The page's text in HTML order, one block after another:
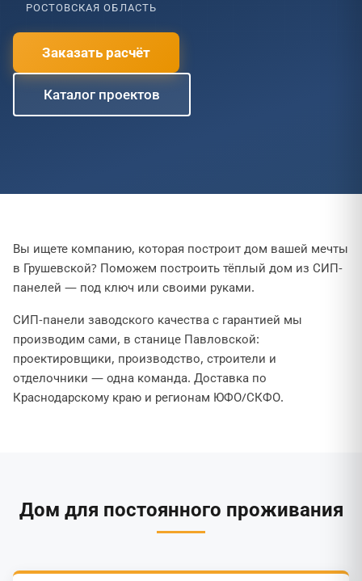
РОСТОВСКАЯ ОБЛАСТЬ
Заказать расчёт
Каталог проектов
Вы ищете компанию, которая построит дом вашей мечты
в Грушевской? Поможем построить тёплый дом из СИП-
панелей — под ключ или своими руками.
СИП-панели заводского качества с гарантией мы
производим сами, в станице Павловской:
проектировщики, производство, строители и
отделочники — одна команда. Доставка по
Краснодарскому краю и регионам ЮФО/СКФО.
Дом для постоянного проживания